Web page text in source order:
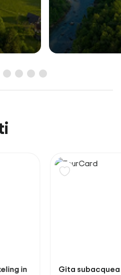
di
Spettacolo Alf